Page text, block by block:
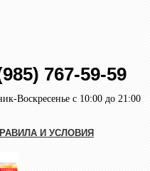
767-59-59
Воскресенье с 10:00 до 21:00
И УСЛОВИЯ